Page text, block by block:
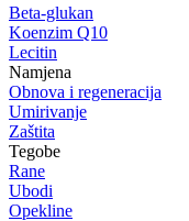
Beta-glukan
Koenzim Q10
Lecitin
Namjena
Obnova i regeneracija
Umirivanje
Zaštita
Tegobe
Rane
Ubodi
Opekline